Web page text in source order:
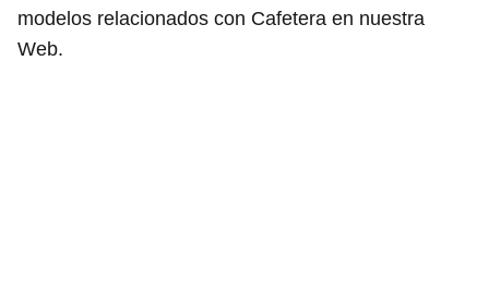
modelos relacionados con Cafetera en nuestra
Web.